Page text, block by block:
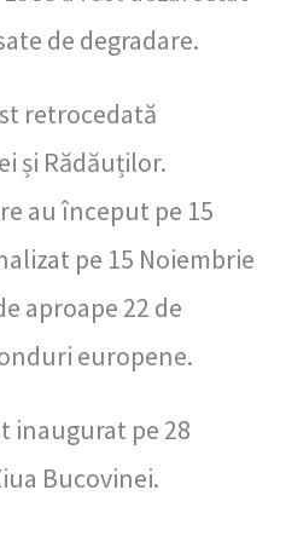
de degradare.
retrocedată
și Rădăuților.
au început pe 15
pe 15 Noiembrie
aproape 22 de
europene.
inaugurat pe 28
Bucovinei.